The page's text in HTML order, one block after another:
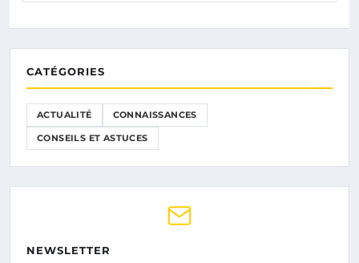
CATÉGORIES
ACTUALITÉ CONNAISSANCES
CONSEILS ET ASTUCES
NEWSLETTER